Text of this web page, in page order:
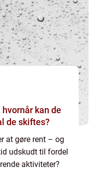
kan de
de skiftes?
at gøre rent – og
udskudt til fordel
aktiviteter?